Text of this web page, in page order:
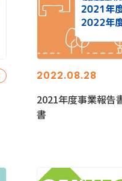
2022.08.28
2021年度事業報告
書